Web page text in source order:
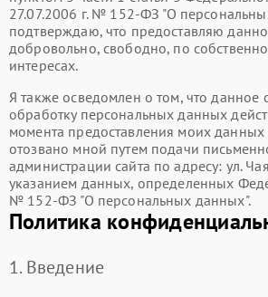
27.07.2006 г. № 152-ФЗ "О
подтверждаю, что предоставляю
добровольно, свободно, по
интересах.
Я также осведомлен о том, что данное
обработку персональных данных
момента предоставления моих
отозвано мной путем подачи
администрации сайта по адресу: ул.
указанием данных, определенных
№ 152-ФЗ "О персональных данных".
Политика
1. Введение